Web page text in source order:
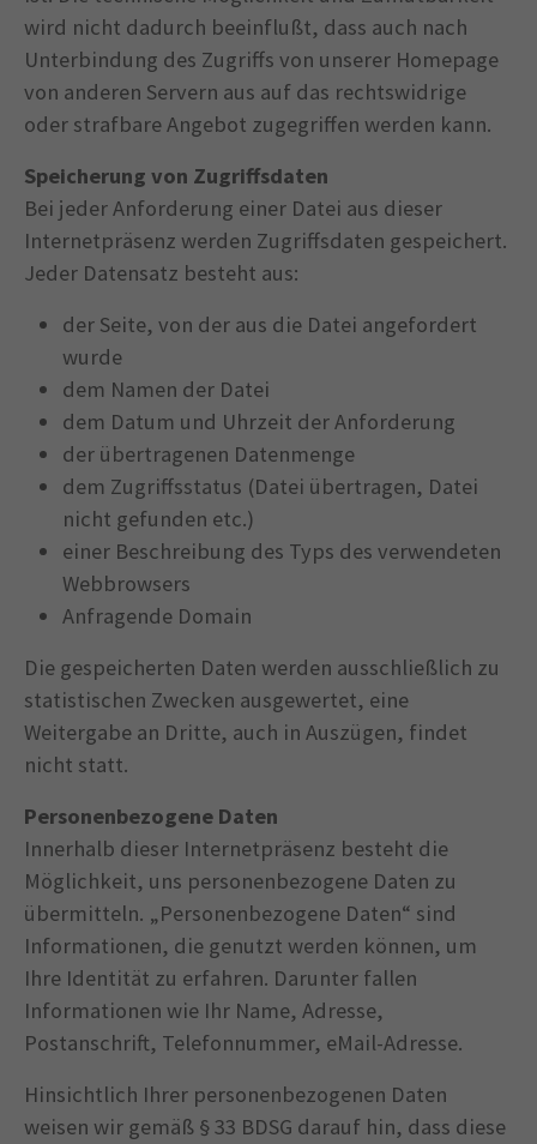
wird nicht dadurch beeinflußt, dass auch nach
Unterbindung des Zugriffs von unserer Homepage
von anderen Servern aus auf das rechtswidrige
oder strafbare Angebot zugegriffen werden kann.
Speicherung von Zugriffsdaten
Bei jeder Anforderung einer Datei aus dieser
Internetpräsenz werden Zugriffsdaten gespeichert.
Jeder Datensatz besteht aus:
der Seite, von der aus die Datei angefordert
wurde
dem Namen der Datei
dem Datum und Uhrzeit der Anforderung
der übertragenen Datenmenge
dem Zugriffsstatus (Datei übertragen, Datei
nicht gefunden etc.)
einer Beschreibung des Typs des verwendeten
Webbrowsers
Anfragende Domain
Die gespeicherten Daten werden ausschließlich zu
statistischen Zwecken ausgewertet, eine
Weitergabe an Dritte, auch in Auszügen, findet
nicht statt.
Personenbezogene Daten
Innerhalb dieser Internetpräsenz besteht die
Möglichkeit, uns personenbezogene Daten zu
übermitteln. „Personenbezogene Daten“ sind
Informationen, die genutzt werden können, um
Ihre Identität zu erfahren. Darunter fallen
Informationen wie Ihr Name, Adresse,
Postanschrift, Telefonnummer, eMail-Adresse.
Hinsichtlich Ihrer personenbezogenen Daten
weisen wir gemäß § 33 BDSG darauf hin, dass diese